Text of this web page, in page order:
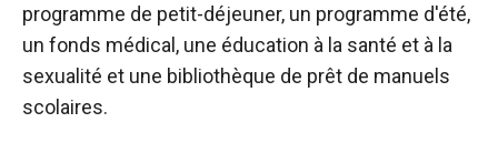
programme de petit-déjeuner, un programme d'été,
un fonds médical, une éducation à la santé et à la
sexualité et une bibliothèque de prêt de manuels
scolaires.